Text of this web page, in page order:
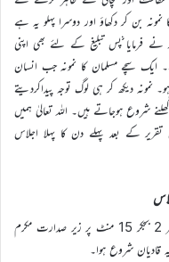
بن کر دکھاؤ اور دوسرا پہلو یہ ہے
کہ اسکی خوبیوں اور کمالات کو دُنیا میں پھیلاؤ۔ حضور انور نے فرمایا پس تبلیغ کے لئے بھی اپنی
ایک سچے مسلمان کا نمونہ جب انسان
نمونہ دیکھ کر ہی لوگ توجہ پیداکردیتے
شروع ہوجاتے ہیں۔ اللہ تعالیٰ ہمیں
کے بعد پہلے دن کا پہلا اجلاس
نماز ظہر وعصر کے بعدپہلے دن کا دوسرااجلاس دوپہر 2 بجکر 15 منٹ پر زیر صدارت مکرم
قادیان شروع ہوا۔